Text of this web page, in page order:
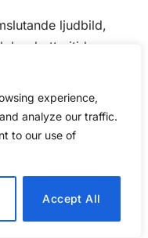
experience,
analyze our traffic.
to our use of
Accept All
ljudbild,
bra batteritid,
lättanvänd
är inte alltid
har nytta av alla